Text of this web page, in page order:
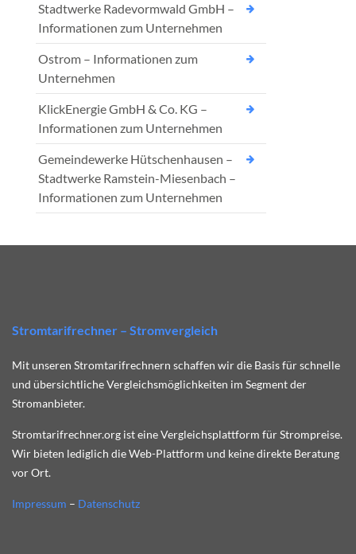
Stadtwerke Radevormwald GmbH –
Informationen zum Unternehmen
Ostrom – Informationen zum
Unternehmen
KlickEnergie GmbH & Co. KG –
Informationen zum Unternehmen
Gemeindewerke Hütschenhausen –
Stadtwerke Ramstein-Miesenbach –
Informationen zum Unternehmen
Stromtarifrechner – Stromvergleich
Mit unseren Stromtarifrechnern schaffen wir die Basis für schnelle
und übersichtliche Vergleichsmöglichkeiten im Segment der
Stromanbieter.
Stromtarifrechner.org ist eine Vergleichsplattform für Strompreise.
Wir bieten lediglich die Web-Plattform und keine direkte Beratung
vor Ort.
Impressum – Datenschutz